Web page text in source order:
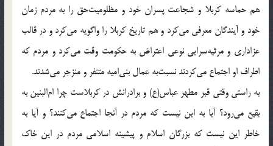
هم حماسه كربلا و شجاعت پسران خود و مظلوميت‌حق را به مردم زمان
خود و آيندگان معرفى مى‌كرد و هم تاريخ كربلا را واگويه مى‌كرد و در قالب
عزادارى و مرثيه‌سرايى نوعى اعتراض به حكومت وقت مى‌كرد و مردم كه
اطراف او اجتماع مى‌كردند نسبت‌به عمال بنى‌اميه متنفر و منزجر مى‌شدند.
به راستى وقتى قبر مطهر عباس(ع) و برادرانش در كربلاست چرا ام‌البنين به
بقيع مى‌رود؟ آيا به اين نيست كه مردم در آنجا اجتماع مى‌كنند؟ و آيا به
خاطر اين نيست كه بزرگان اسلام و پيشينه اسلامى مردم در اين خاك